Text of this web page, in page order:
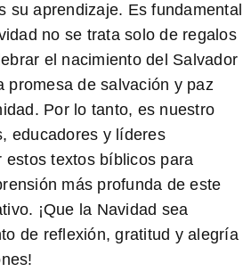
su aprendizaje. Es fundamental
no se trata solo de regalos
el nacimiento del Salvador
promesa de salvación y paz
Por lo tanto, es nuestro
educadores y líderes
estos textos bíblicos para
más profunda de este
¡Que la Navidad sea
de reflexión, gratitud y alegría